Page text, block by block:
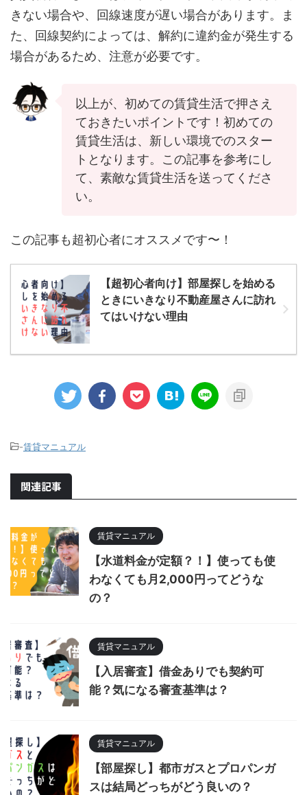
きない場合や、回線速度が遅い場合があります。ま
た、回線契約によっては、解約に違約金が発生する
場合があるため、注意が必要です。
以上が、初めての賃貸生活で押さえ
ておきたいポイントです！初めての
賃貸生活は、新しい環境でのスター
トとなります。この記事を参考にし
て、素敵な賃貸生活を送ってくださ
い。
この記事も超初心者にオススメです〜！
【超初心者向け】部屋探しを始める
ときにいきなり不動産屋さんに訪れ
てはいけない理由
-賃貸マニュアル
関連記事
賃貸マニュアル
【水道料金が定額？！】使っても使
わなくても月2,000円ってどうな
の？
賃貸マニュアル
【入居審査】借金ありでも契約可
能？気になる審査基準は？
賃貸マニュアル
【部屋探し】都市ガスとプロパンガ
スは結局どっちがどう良いの？